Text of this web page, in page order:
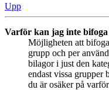
Upp
Varför kan jag inte
Möjligheten att
grupp och per
bilagor i just den
endast vissa grupper
du är osäker på